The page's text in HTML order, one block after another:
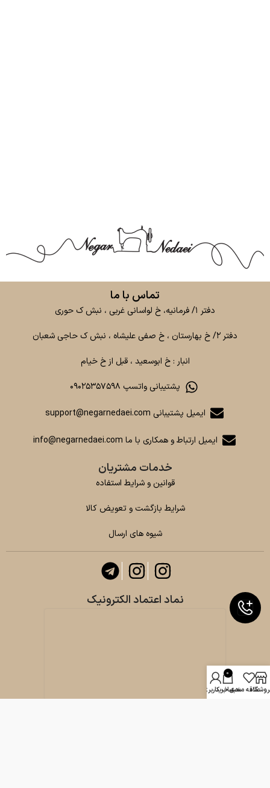
تماس با ما
دفتر ۱/ فرمانیه، خ لواسانی غربی ، نبش ک حوری
دفتر ۲/ خ بهارستان ، خ صفی علیشاه ، نبش ک حاجی شعبان
انبار : خ ابوسعید ، قبل از خ خیام
پشتیبانی واتسپ ۰۹۰۲۵۳۵۷۵۹۸
ایمیل پشتیبانی support@negarnedaei.com
ایمیل ارتباط و همکاری با ما info@negarnedaei.com
خدمات مشتریان
قوانین و شرایط استفاده
شرایط بازگشت و تعویض کالا
شیوه های ارسال
نماد اعتماد الکترونیک
علاقه مندی
0
سبد خرید
حساب کاربری من